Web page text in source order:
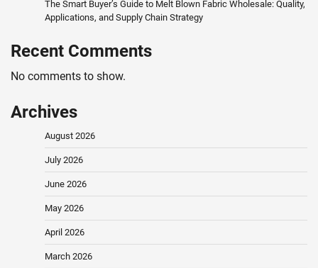
The Smart Buyer’s Guide to Melt Blown Fabric Wholesale: Quality,
Applications, and Supply Chain Strategy
Recent Comments
No comments to show.
Archives
August 2026
July 2026
June 2026
May 2026
April 2026
March 2026